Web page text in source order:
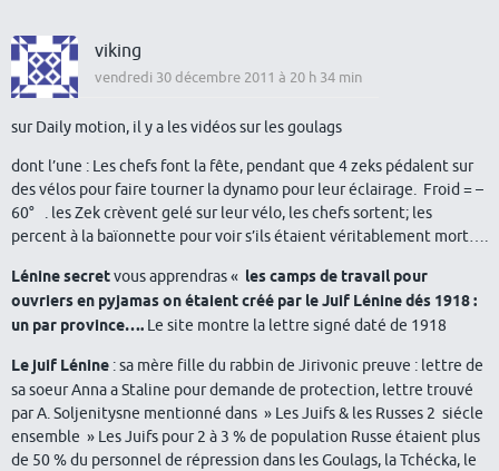
viking
vendredi 30 décembre 2011 à 20 h 34 min
sur Daily motion, il y a les vidéos sur les goulags
dont l’une : Les chefs font la fête, pendant que 4 zeks pédalent sur
des vélos pour faire tourner la dynamo pour leur éclairage. Froid = –
60° . les Zek crèvent gelé sur leur vélo, les chefs sortent; les
percent à la baïonnette pour voir s’ils étaient véritablement mort….
Lénine secretvous apprendras « les camps de travail pour
ouvriers en pyjamas on étaient créé par le Juif Lénine dés 1918 :
un par province…. Le site montre la lettre signé daté de 1918
Le juif Lénine : sa mère fille du rabbin de Jirivonic preuve : lettre de
sa soeur Anna a Staline pour demande de protection, lettre trouvé
par A. Soljenitysne mentionné dans » Les Juifs & les Russes 2 siécle
ensemble » Les Juifs pour 2 à 3 % de population Russe étaient plus
de 50 % du personnel de répression dans les Goulags, la Tchécka, le